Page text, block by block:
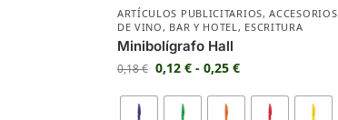
ARTÍCULOS PUBLICITARIOS,ACCESORIOS
DE VINO, BAR Y HOTEL, ESCRITURA
Minibolígrafo Hall
0,18€ 0,12 € - 0,25 €